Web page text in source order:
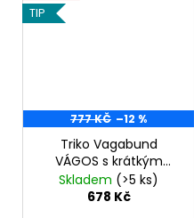
TIP
777 KČ –12 %
Triko Vagabund
VÁGOS s krátkým
rukávem unisex khaki
Skladem (>5 ks)
678 Kč